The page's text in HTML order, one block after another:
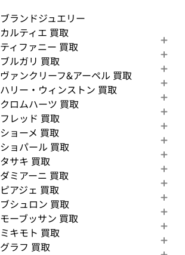
ブランドジュエリー
カルティエ 買取
ティファニー 買取
ブルガリ 買取
ヴァンクリーフ&アーペル 買取
ハリー・ウィンストン 買取
クロムハーツ 買取
フレッド 買取
ショーメ 買取
ショパール 買取
タサキ 買取
ダミアーニ 買取
ピアジェ 買取
ブシュロン 買取
モーブッサン 買取
ミキモト 買取
グラフ 買取